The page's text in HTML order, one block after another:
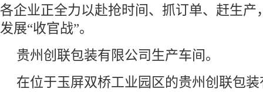
各企业正全力以赴抢时间、抓订单、赶生产
发展“收官战”。
贵州创联包装有限公司生产车间。
在位于玉屏双桥工业园区的贵州创联包